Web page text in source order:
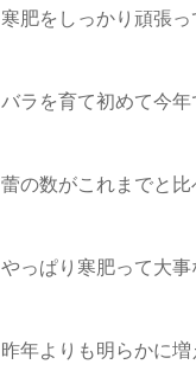
寒肥をしっかり頑張っ
バラを育て初めて今年
蕾の数がこれまでと
やっぱり寒肥って大事
昨年よりも明らかに